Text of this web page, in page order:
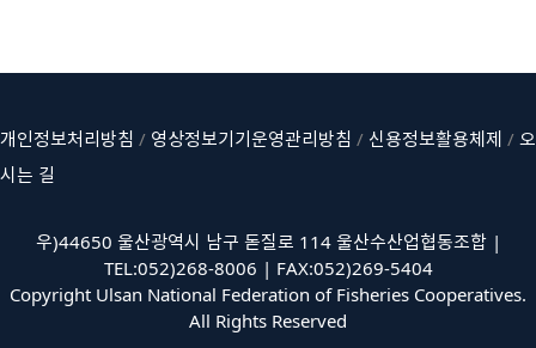
개인정보처리방침 / 영상정보기기운영관리방침 / 신용정보활용체제 / 오
시는 길
우)44650 울산광역시 남구 돋질로 114 울산수산업협동조합 |
TEL:052)268-8006 | FAX:052)269-5404
Copyright Ulsan National Federation of Fisheries Cooperatives.
All Rights Reserved